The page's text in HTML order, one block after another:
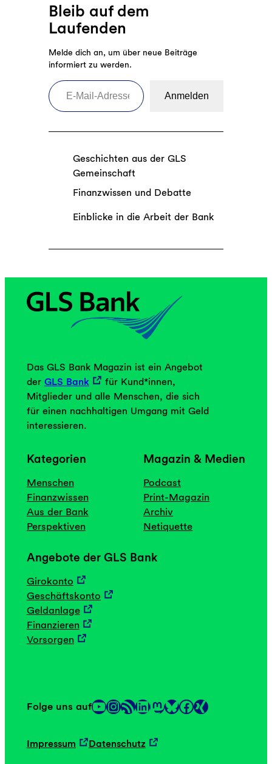
Bleib auf dem
Laufenden
Melde dich an, um über neue Beiträge
informiert zu werden.
E-Mail-Adresse eingeben
Anmelden
Geschichten aus der GLS
Gemeinschaft
Finanzwissen und Debatte
Einblicke in die Arbeit der Bank
Das GLS Bank Magazin ist ein Angebot
der GLS Bank
für Kund*innen,
Mitglieder und alle Menschen, die sich
für einen nachhaltigen Umgang mit Geld
interessieren.
Kategorien
Menschen
Finanzwissen
Aus der Bank
Perspektiven
Magazin & Medien
Podcast
Print-Magazin
Archiv
Netiquette
Angebote der GLS Bank
Girokonto
Geschäftskonto
Geldanlage
Finanzieren
Vorsorgen
Folge uns aufYouTube InstagramRSS-Feed LinkedIn Mastodon Link Facebook Link
Impressum Datenschutz